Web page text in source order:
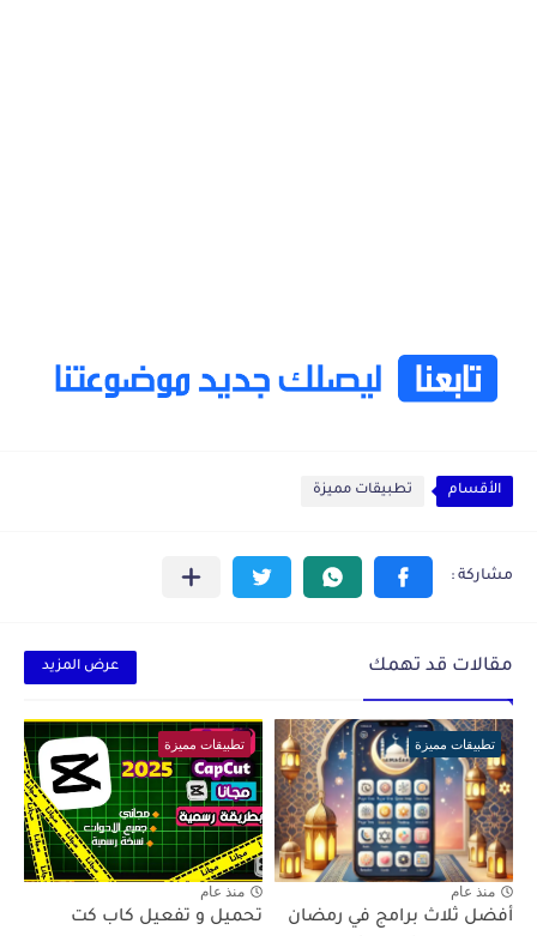
الأقسام تطبيقات مميزة
مقالات قد تهمك عرض المزيد
تطبيقات مميزة
منذ عام
أفضل ثلاث برامج في رمضان
تطبيقات مميزة
منذ عام
تحميل و تفعيل كاب كت